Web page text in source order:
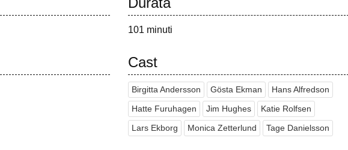
101 minuti
Cast
Birgitta Andersson Gösta Ekman Hans Alfredson
Hatte Furuhagen Jim Hughes Katie Rolfsen
Lars Ekborg Monica Zetterlund Tage Danielsson